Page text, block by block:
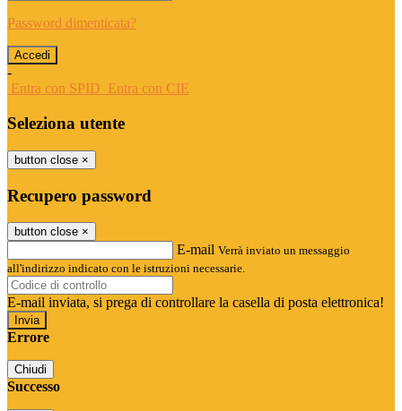
Password dimenticata?
-
Entra con SPID Entra con CIE
Seleziona utente
button close ×
Recupero password
button close ×
E-mail Verrà inviato un messaggio
all'indirizzo indicato con le istruzioni necessarie.
E-mail inviata, si prega di controllare la casella di posta elettronica!
Errore
Chiudi
Successo